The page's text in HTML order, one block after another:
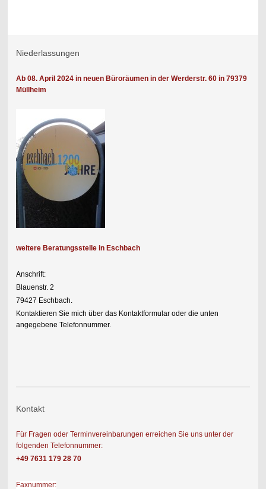
Niederlassungen
Ab 08. April 2024 in neuen Büroräumen in der Werderstr. 60 in 79379
Müllheim
weitere Beratungsstelle in Eschbach
Anschrift:
Blauenstr. 2
79427 Eschbach.
Kontaktieren Sie mich über das Kontaktformular oder die unten
angegebene Telefonnummer.
Kontakt
Für Fragen oder Terminvereinbarungen erreichen Sie uns unter der
folgenden Telefonnummer:
+49 7631 179 28 70
Faxnummer: